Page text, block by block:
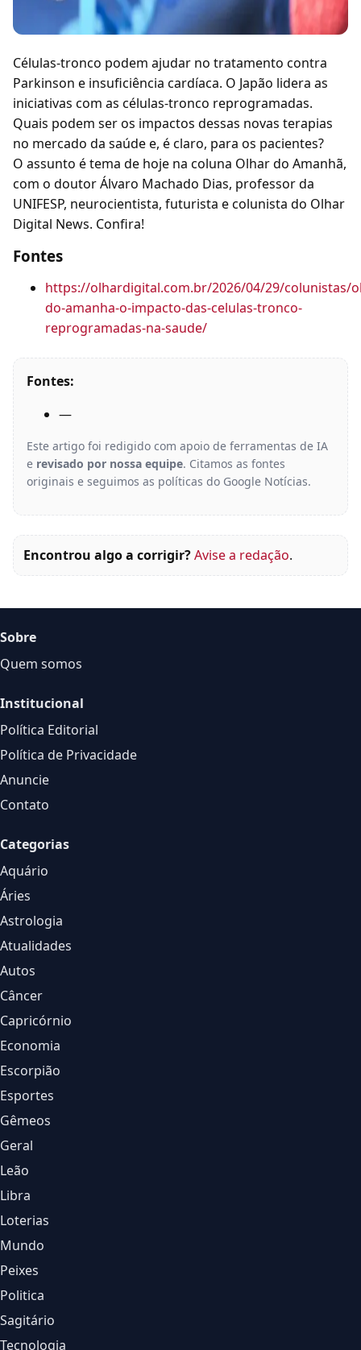
Células-tronco podem ajudar no tratamento contra
Parkinson e insuficiência cardíaca. O Japão lidera as
iniciativas com as células-tronco reprogramadas.
Quais podem ser os impactos dessas novas terapias
no mercado da saúde e, é claro, para os pacientes?
O assunto é tema de hoje na coluna Olhar do Amanhã,
com o doutor Álvaro Machado Dias, professor da
UNIFESP, neurocientista, futurista e colunista do Olhar
Digital News. Confira!
Fontes
https://olhardigital.com.br/2026/04/29/colunistas/
do-amanha-o-impacto-das-celulas-tronco-
reprogramadas-na-saude/
Fontes:
—
Este artigo foi redigido com apoio de ferramentas de IA
e revisado por nossa equipe. Citamos as fontes
originais e seguimos as políticas do Google Notícias.
Encontrou algo a corrigir?Avise a redação.
Sobre
Quem somos
Institucional
Política Editorial
Política de Privacidade
Anuncie
Contato
Categorias
Aquário
Áries
Astrologia
Atualidades
Autos
Câncer
Capricórnio
Economia
Escorpião
Esportes
Gêmeos
Geral
Leão
Libra
Loterias
Mundo
Peixes
Politica
Sagitário
Tecnologia